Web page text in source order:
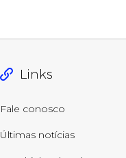
Links
Fale conosco
Últimas notícias